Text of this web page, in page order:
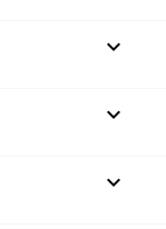


